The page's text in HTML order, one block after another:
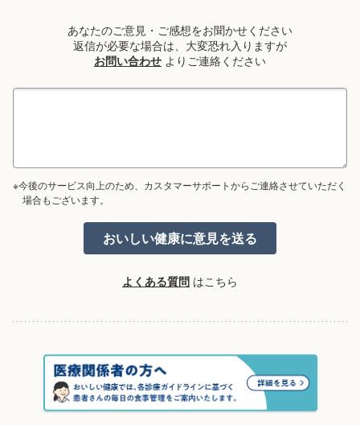
あなたのご意見・ご感想をお聞かせください
返信が必要な場合は、大変恐れ入りますが
お問い合わせ よりご連絡ください
※今後のサービス向上のため、カスタマーサポートからご連絡させていただく
場合もございます。
よくある質問 はこちら